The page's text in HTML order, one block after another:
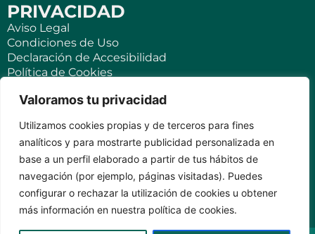
Valoramos tu privacidad
Utilizamos cookies propias y de terceros para fines
analíticos y para mostrarte publicidad personalizada en
base a un perfil elaborado a partir de tus hábitos de
navegación (por ejemplo, páginas visitadas). Puedes
configurar o rechazar la utilización de cookies u obtener
más información en nuestra política de cookies.
PRIVACIDAD
Aviso Legal
Condiciones de Uso
Declaración de Accesibilidad
Política de Cookies
SEGUROS
Para ti
Negocios y PYMES
Seguro de viaje
Seguro para Viviendas Vacacionales
Seguro para teléfonos móviles